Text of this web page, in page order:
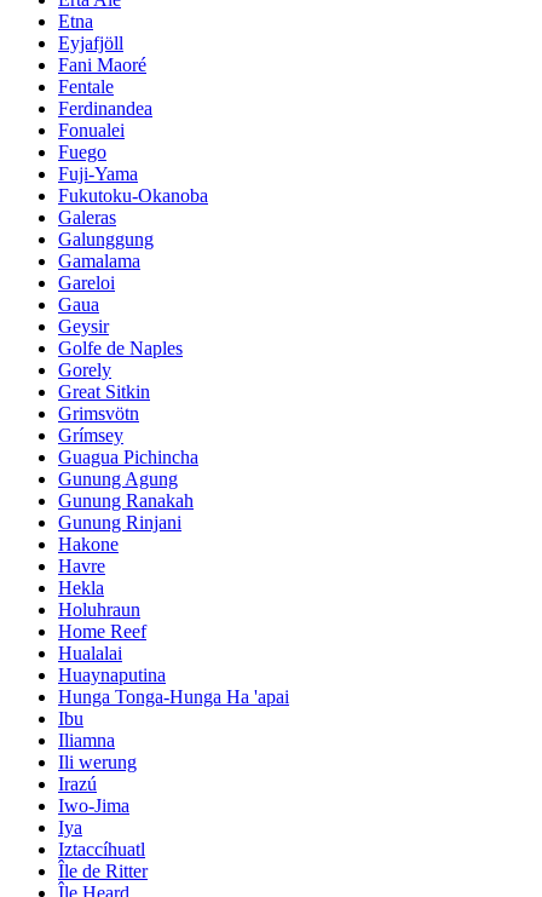
Etna
Eyjafjöll
Fani Maoré
Fentale
Ferdinandea
Fonualei
Fuego
Fuji-Yama
Fukutoku-Okanoba
Galeras
Galunggung
Gamalama
Gareloi
Gaua
Geysir
Golfe de Naples
Gorely
Great Sitkin
Grimsvötn
Grímsey
Guagua Pichincha
Gunung Agung
Gunung Ranakah
Gunung Rinjani
Hakone
Havre
Hekla
Holuhraun
Home Reef
Hualalai
Huaynaputina
Hunga Tonga-Hunga Ha 'apai
Ibu
Iliamna
Ili werung
Irazú
Iwo-Jima
Iya
Iztaccíhuatl
Île de Ritter